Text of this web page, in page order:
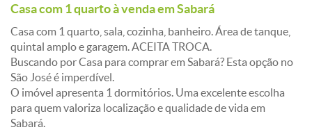
Casa com 1 quarto à venda em Sabará
Casa com 1 quarto, sala, cozinha, banheiro. Área de tanque,
quintal amplo e garagem. ACEITA TROCA.
Buscando por Casa para comprar em Sabará? Esta opção no
São José é imperdível.
O imóvel apresenta 1 dormitórios. Uma excelente escolha
para quem valoriza localização e qualidade de vida em
Sabará.